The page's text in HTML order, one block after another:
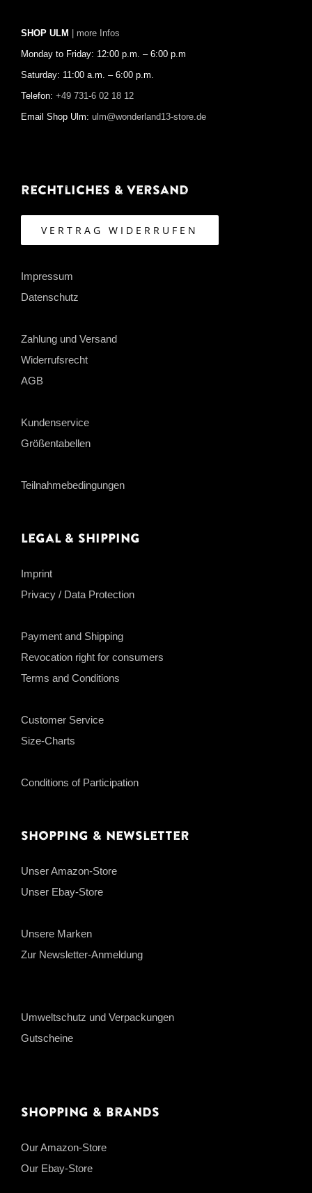
SHOP ULM | more Infos
Monday to Friday: 12:00 p.m. – 6:00 p.m
Saturday: 11:00 a.m. – 6:00 p.m.
Telefon: +49 731-6 02 18 12
Email Shop Ulm: ulm@wonderland13-store.de
Rechtliches & Versand
VERTRAG WIDERRUFEN
Impressum
Datenschutz
Zahlung und Versand
Widerrufsrecht
AGB
Kundenservice
Größentabellen
Teilnahmebedingungen
Legal & Shipping
Imprint
Privacy / Data Protection
Payment and Shipping
Revocation right for consumers
Terms and Conditions
Customer Service
Size-Charts
Conditions of Participation
Shopping & Newsletter
Unser Amazon-Store
Unser Ebay-Store
Unsere Marken
Zur Newsletter-Anmeldung
Umweltschutz und Verpackungen
Gutscheine
Shopping & Brands
Our Amazon-Store
Our Ebay-Store